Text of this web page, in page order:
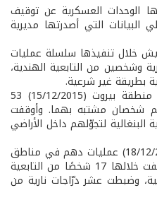
الوحدات العسكرية عن توقيف
التي أصدرتها مديرية
قوى الجيش خلال تنفيذها سلسلة عمليات
وشخصين من التابعية الهندية،
بطريقة غير شرعية.
كما أوقفت القوى العسكرية في منطقة بيروت (15/12/2015) 53
شخصان مشتبه بهما. وأوقفت
التابعية البنغالية لتجوّلهم داخل الأراضي
كذلك، نفّذت قوة من الجيش (18/12/2015) عمليات دهم في مناطق
حوش بردى ومجدلون – البقاع، أوقفت خلالها 17 شخصًا من التابعية
وضبطت عشر درّاجات نارية من